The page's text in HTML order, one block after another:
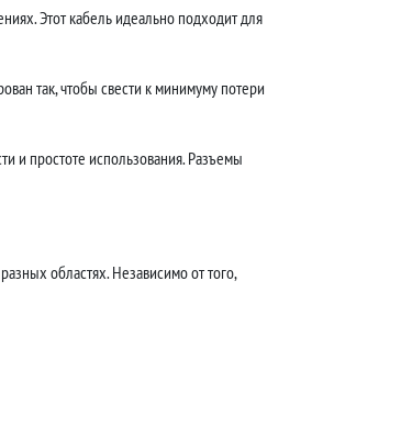
Этот кабель идеально подходит для
так, чтобы свести к минимуму потери
и простоте использования. Разъемы
областях. Независимо от того,